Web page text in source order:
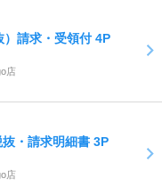
）請求・受領付 4P
店
・請求明細書 3P
店